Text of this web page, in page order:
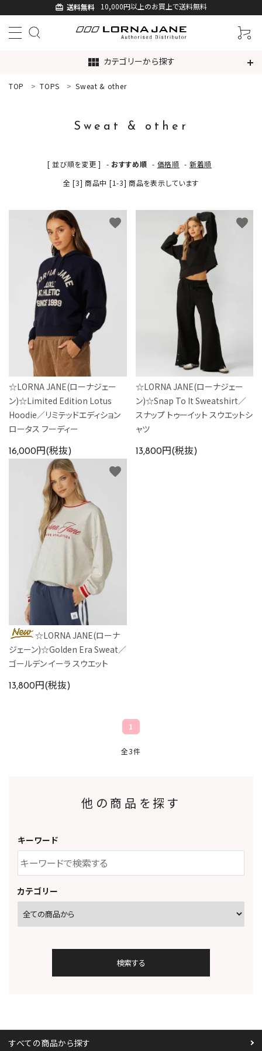
card_giftcard 送料無料 10,000円以上のお買上で送料無料
view_module カテゴリーから探す
ACCOUNT MENU
新着商品
アイテムから探す
カラーから探す
INFORMATIOM
TOP TOPS Sweat & other
Sweat & other
[ 並び順を変更 ] - おすすめ順 - 価格順 - 新着順
全 [3] 商品中 [1-3] 商品を表示しています
☆LORNA JANE(ローナジェー
ン)☆Limited Edition Lotus
Hoodie／リミテッドエディション
ロータス フーディー
16,000円(税抜)
favorite
☆LORNA JANE(ローナジェー
ン)☆Snap To It Sweatshirt／
スナップ トゥーイット スウエットシ
ャツ
13,800円(税抜)
favorite
☆LORNA JANE(ローナ
ジェーン)☆Golden Era Sweat／
ゴールデン イーラ スウエット
13,800円(税抜)
favorite
1
全3件
他の商品を探す
キーワード
カテゴリー
検索する
すべての商品から探す